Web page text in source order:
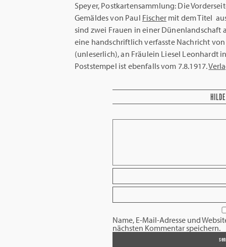
Speyer, Postkartensammlung: Die
Gemäldes von Paul Fischer mit dem Titel
sind zwei Frauen in einer Dünenlandschaft
eine handschriftlich verfasste Nachricht
(unleserlich), an Fräulein Liesel Leonhardt
Poststempel ist ebenfalls vom 7.8.1917.
Name, E-Mail-Adresse und
nächsten Kommentar speichern.